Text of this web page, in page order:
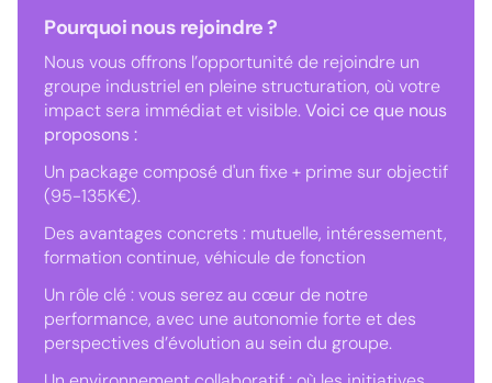
Pourquoi nous rejoindre ?
Nous vous offrons l’opportunité de rejoindre un
groupe industriel en pleine structuration, où votre
impact sera immédiat et visible.Voici ce que nous
proposons :
Un package composé d'un fixe + prime sur objectif
(95-135K€).
Des avantages concrets : mutuelle, intéressement,
formation continue, véhicule de fonction
Un rôle clé : vous serez au cœur de notre
performance, avec une autonomie forte et des
perspectives d’évolution au sein du groupe.